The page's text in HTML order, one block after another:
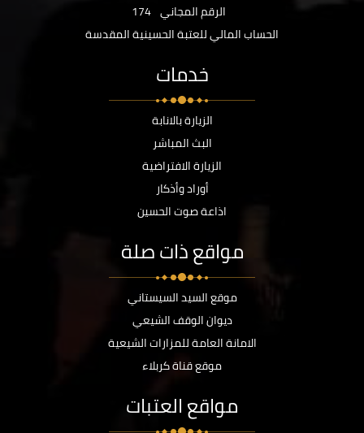
الرقم المجاني 174
الحساب المالي للعتبة الحسينية المقدسة
خدمات
الزيارة بالانابة
البث المباشر
الزيارة الافتراضية
أوراد وأذكار
اذاعة صوت الحسين
مواقع ذات صلة
موقع السيد السيستاني
ديوان الوقف الشيعي
الامانة العامة للمزارات الشيعية
موقع قناة كربلاء
مواقع العتبات